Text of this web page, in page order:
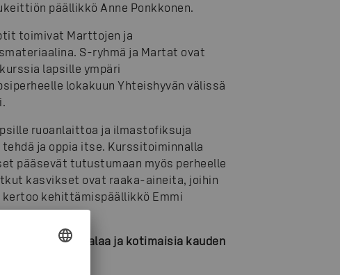
päällikkö Anne Ponkkonen.
toimivat Marttojen ja
S-ryhmä ja Martat ovat
lapsille ympäri
lokakuun Yhteishyvän välissä
ruoanlaittoa ja ilmastofiksuja
ja oppia itse. Kurssitoiminnalla
pääsevät tutustumaan myös perheelle
kasvikset ovat raaka-aineita, joihin
kehittämispäällikkö Emmi
kalaa ja kotimaisia kauden